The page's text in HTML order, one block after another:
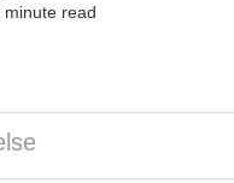
minute read